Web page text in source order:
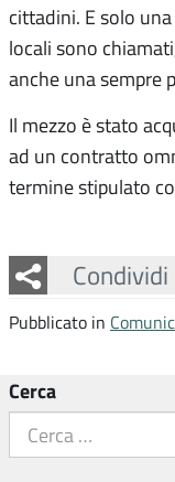
cittadini. E solo
locali sono
anche una sempre
Il mezzo è stato
ad un contratto
termine stipulato
Condividi
Facebook
Twitter
Whatsapp
Pubblicato in
Cerca